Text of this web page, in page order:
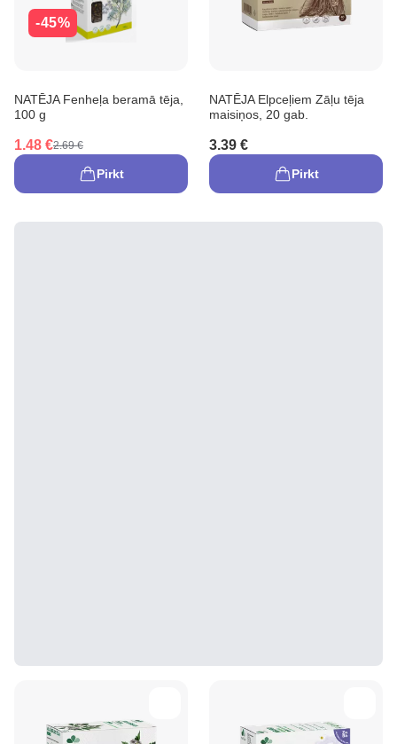
-45%
NATĒJA Fenheļa beramā tēja,
100 g
1.48 €2.69 €
Pirkt
NATĒJA Elpceļiem Zāļu tēja
maisiņos, 20 gab.
3.39 €
Pirkt